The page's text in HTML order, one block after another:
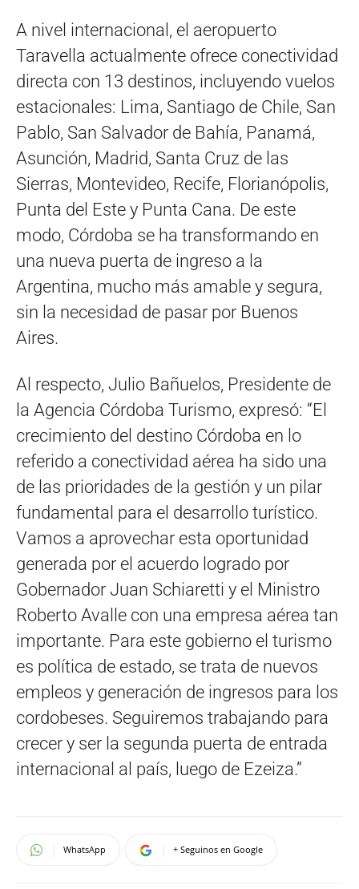
A nivel internacional, el aeropuerto
Taravella actualmente ofrece conectividad
directa con 13 destinos, incluyendo vuelos
estacionales: Lima, Santiago de Chile, San
Pablo, San Salvador de Bahía, Panamá,
Asunción, Madrid, Santa Cruz de las
Sierras, Montevideo, Recife, Florianópolis,
Punta del Este y Punta Cana. De este
modo, Córdoba se ha transformando en
una nueva puerta de ingreso a la
Argentina, mucho más amable y segura,
sin la necesidad de pasar por Buenos
Aires.
Al respecto, Julio Bañuelos, Presidente de
la Agencia Córdoba Turismo, expresó: “El
crecimiento del destino Córdoba en lo
referido a conectividad aérea ha sido una
de las prioridades de la gestión y un pilar
fundamental para el desarrollo turístico.
Vamos a aprovechar esta oportunidad
generada por el acuerdo logrado por
Gobernador Juan Schiaretti y el Ministro
Roberto Avalle con una empresa aérea tan
importante. Para este gobierno el turismo
es política de estado, se trata de nuevos
empleos y generación de ingresos para los
cordobeses. Seguiremos trabajando para
crecer y ser la segunda puerta de entrada
internacional al país, luego de Ezeiza.”
WhatsApp + Seguinos en Google